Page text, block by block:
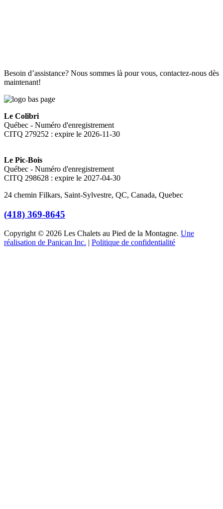
Besoin d’assistance? Nous sommes là pour vous, contactez-nous dès
maintenant!
Le Colibri
Québec - Numéro d'enregistrement
CITQ 279252 : expire le 2026-11-30
Le Pic-Bois
Québec - Numéro d'enregistrement
CITQ 298628 : expire le 2027-04-30
24 chemin Filkars, Saint-Sylvestre, QC, Canada, Quebec
(418) 369-8645
Copyright © 2026 Les Chalets au Pied de la Montagne. Une
réalisation de Panican Inc. | Politique de confidentialité